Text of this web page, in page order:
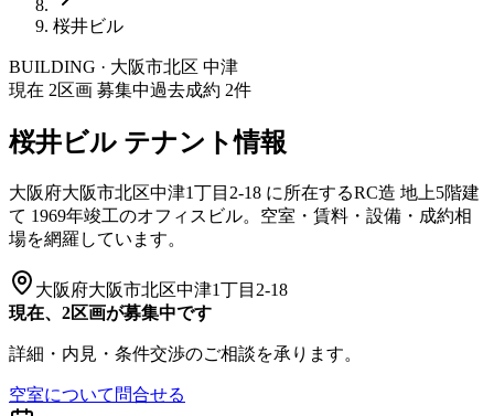
桜井ビル
BUILDING · 大阪市北区 中津
現在 2区画 募集中過去成約 2件
桜井ビル テナント情報
大阪府大阪市北区中津1丁目2-18 に所在するRC造 地上5階建
て 1969年竣工のオフィスビル。空室・賃料・設備・成約相
場を網羅しています。
大阪府大阪市北区中津1丁目2-18
現在、2区画が募集中です
詳細・内見・条件交渉のご相談を承ります。
空室について問合せる